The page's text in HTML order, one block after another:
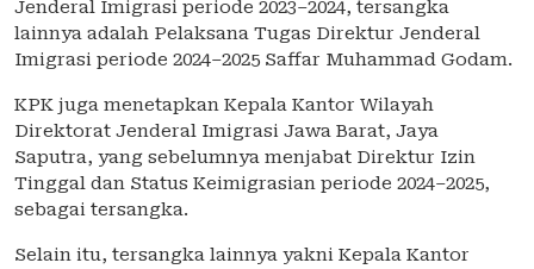
Jenderal Imigrasi periode 2023–2024, tersangka
lainnya adalah Pelaksana Tugas Direktur Jenderal
Imigrasi periode 2024–2025 Saffar Muhammad Godam.
KPK juga menetapkan Kepala Kantor Wilayah
Direktorat Jenderal Imigrasi Jawa Barat, Jaya
Saputra, yang sebelumnya menjabat Direktur Izin
Tinggal dan Status Keimigrasian periode 2024–2025,
sebagai tersangka.
Selain itu, tersangka lainnya yakni Kepala Kantor